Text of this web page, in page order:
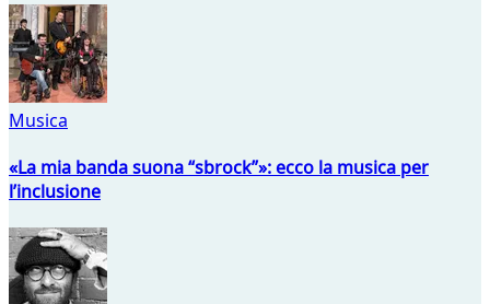
Musica
«La mia banda suona “sbrock”»: ecco la musica per
l’inclusione